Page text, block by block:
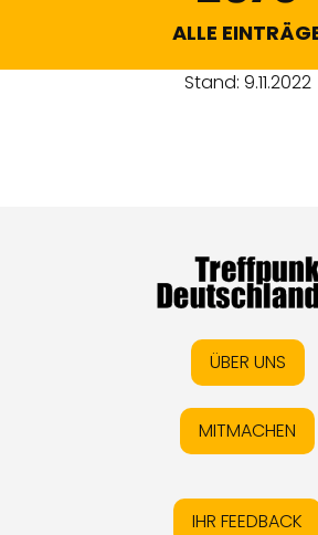
ALLE
Stand: 9.11.2022
ÜBER UNS
MITMACHEN
IHR FEEDBACK